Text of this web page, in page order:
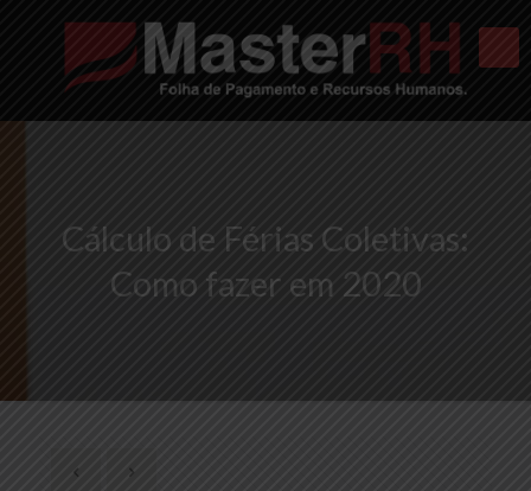
Cálculo de Férias Coletivas:
Como fazer em 2020